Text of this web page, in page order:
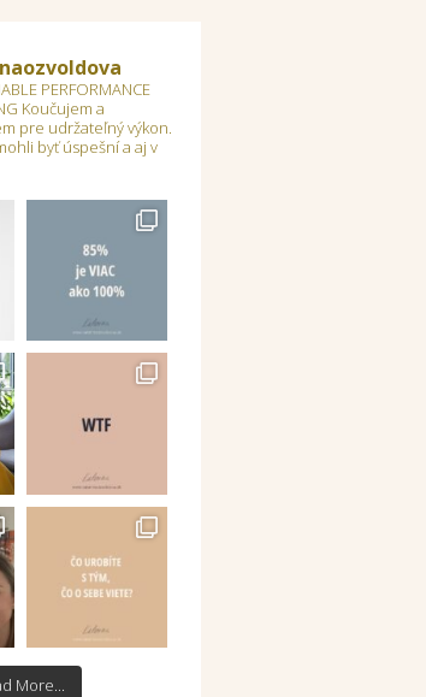
PERFORMANCE
Koučujem a
pre udržateľný výkon.
byť úspešní a aj v
More...